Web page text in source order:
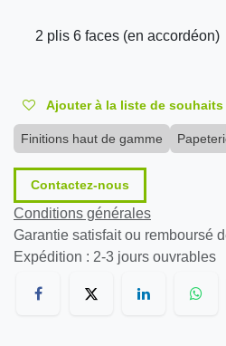
2 plis 6 faces (en accordéon)
Ajouter à la liste de souhaits
Finitions haut de gamme
Contactez-nous
Conditions générales
Garantie satisfait ou remboursé
Expédition : 2-3 jours ouvrables